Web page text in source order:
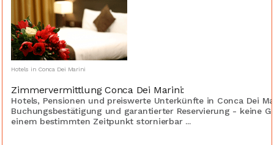
Hotels in Conca Dei Marini
Zimmervermittlung Conca Dei Marini:
Hotels, Pensionen und preiswerte Unterkünfte in Conca Dei
Buchungsbestätigung und garantierter Reservierung - keine
einem bestimmten Zeitpunkt stornierbar ...